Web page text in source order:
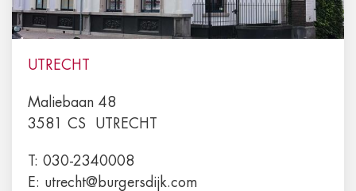
UTRECHT
Maliebaan 48
3581 CS
UTRECHT
T: 030-2340008
E: utrecht@burgersdijk.com